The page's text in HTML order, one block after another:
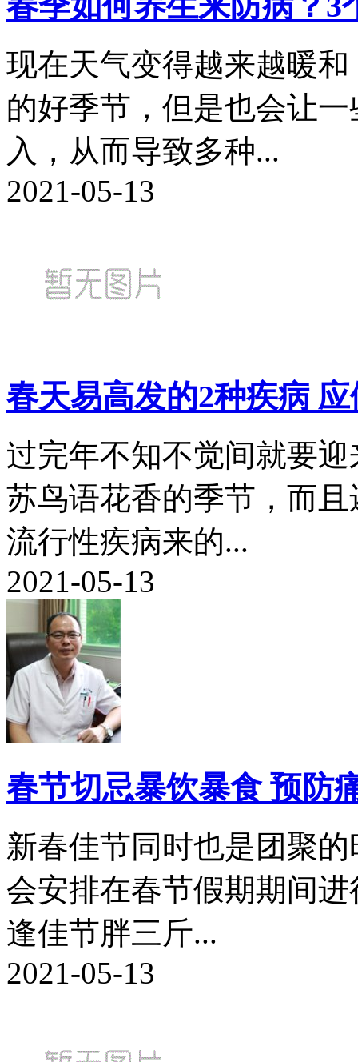
现在天气变得越来越暖
的好季节，但是也会让
入，从而导致多种...
2021-05-13
春天易高发的2种疾病
过完年不知不觉间就要
苏鸟语花香的季节，而
流行性疾病来的...
2021-05-13
春节切忌暴饮暴食 预防
新春佳节同时也是团聚
会安排在春节假期期间
逢佳节胖三斤...
2021-05-13